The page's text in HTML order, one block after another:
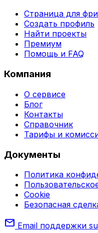
Страница для
Создать профиль
Найти проекты
Премиум
Помощь и FAQ
Компания
О сервисе
Блог
Контакты
Справочник
Тарифы и
Документы
Политика
Cookie
Безопасная
mail Email поддержки